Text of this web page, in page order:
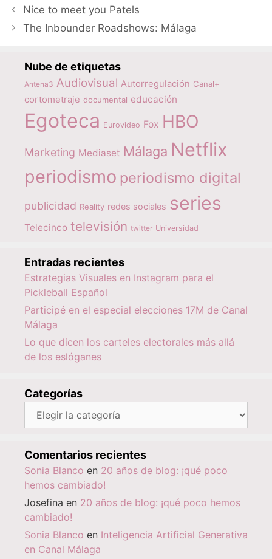
Nice to meet you Patels
The Inbounder Roadshows: Málaga
Nube de etiquetas
Antena3 Audiovisual Autorregulación Canal+
cortometraje documental educación
Egoteca Eurovideo Fox HBO
Marketing Mediaset Málaga Netflix
periodismo periodismo digital
publicidad Reality redes sociales series
Telecinco televisión twitter Universidad
Entradas recientes
Estrategias Visuales en Instagram para el
Pickleball Español
Participé en el especial elecciones 17M de Canal
Málaga
Lo que dicen los carteles electorales más allá
de los eslóganes
Categorías
Categorías
Comentarios recientes
Sonia Blanco en 20 años de blog: ¡qué poco
hemos cambiado!
Josefina en 20 años de blog: ¡qué poco hemos
cambiado!
Sonia Blanco en Inteligencia Artificial Generativa
en Canal Málaga